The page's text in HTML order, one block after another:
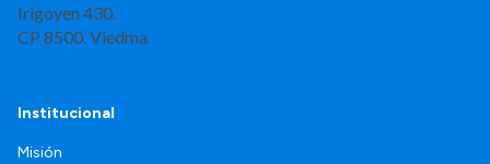
Irigoyen 430.
CP 8500. Viedma
Institucional
Misión